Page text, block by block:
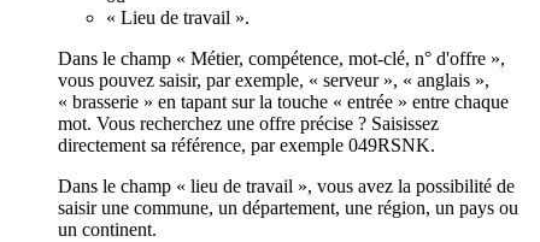
« Lieu de travail ».
Dans le champ « Métier, compétence, mot-clé, n° d'offre »,
vous pouvez saisir, par exemple, « serveur », « anglais »,
« brasserie » en tapant sur la touche « entrée » entre chaque
mot. Vous recherchez une offre précise ? Saisissez
directement sa référence, par exemple 049RSNK.
Dans le champ « lieu de travail », vous avez la possibilité de
saisir une commune, un département, une région, un pays ou
un continent.